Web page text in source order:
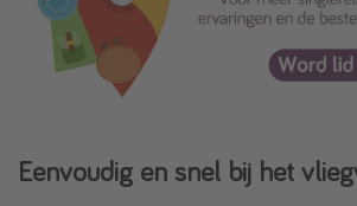
Eenvoudig en snel bij het